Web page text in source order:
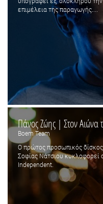
επιμέλεια της παραγωγής....
Πάνος Ζώης | Στον Αιώνα
Boem Team
Ο πρώτος προσωπικός
Σοφίας Νάτσιου κυκλοφορεί
Independent.